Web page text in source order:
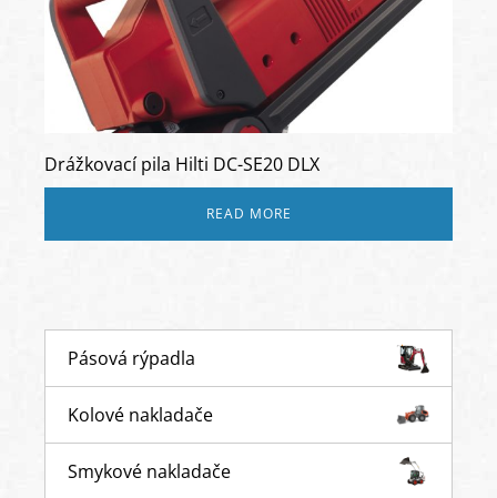
Pásová rýpadla
Kolové nakladače
Smykové nakladače
Drážkovací pila Hilti DC-SE20 DLX
READ MORE